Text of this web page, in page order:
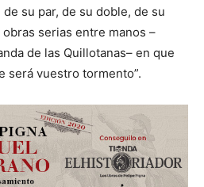
su par, de su doble, de su
serias entre manos –
de las Quillotanas– en que
será vuestro tormento”.